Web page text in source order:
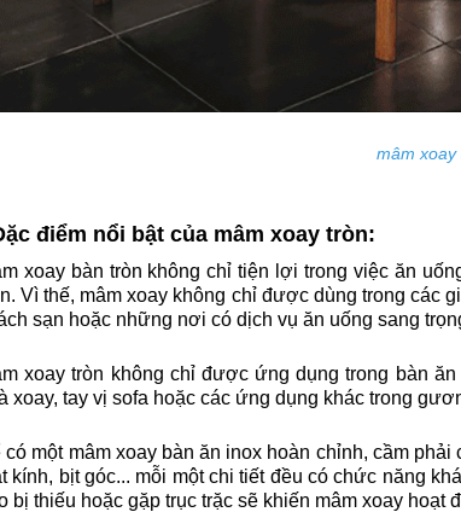
mâm xoay
điểm nổi bật của mâm xoay tròn:
xoay bàn tròn không chỉ tiện lợi trong việc ăn
Vì thế, mâm xoay không chỉ được dùng trong các
sạn hoặc những nơi có dịch vụ ăn uống sang
xoay tròn không chỉ được ứng dụng trong bàn
xoay, tay vị sofa hoặc các ứng dụng khác trong
một mâm xoay bàn ăn inox hoàn chỉnh, cầm
kính, bịt góc... mỗi một chi tiết đều có chức năng
bị thiếu hoặc gặp trục trặc sẽ khiến mâm xoay hoạt